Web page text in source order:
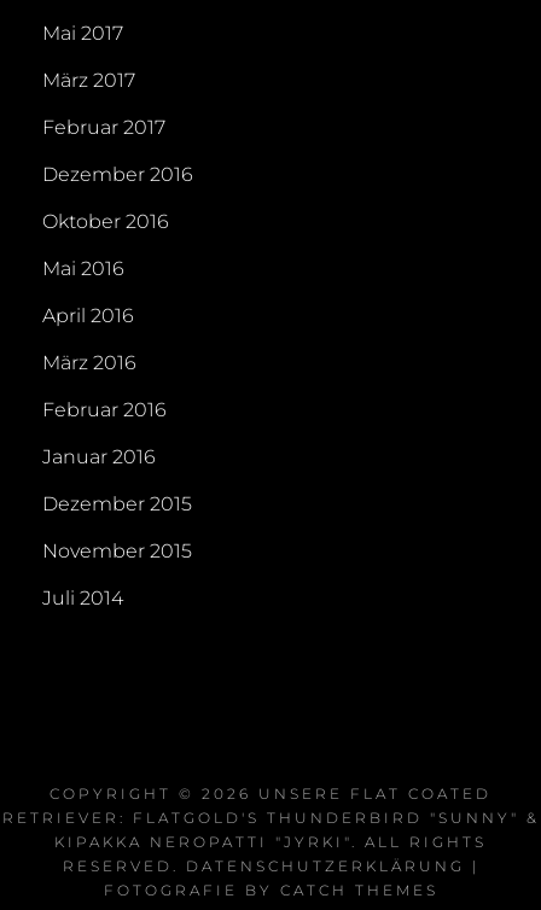
Mai 2017
März 2017
Februar 2017
Dezember 2016
Oktober 2016
Mai 2016
April 2016
März 2016
Februar 2016
Januar 2016
Dezember 2015
November 2015
Juli 2014
COPYRIGHT © 2026 UNSERE FLAT COATED
RETRIEVER: FLATGOLD'S THUNDERBIRD "SUNNY" &
KIPAKKA NEROPATTI "JYRKI". ALL RIGHTS
RESERVED. DATENSCHUTZERKLÄRUNG
|
FOTOGRAFIE BY CATCH THEMES